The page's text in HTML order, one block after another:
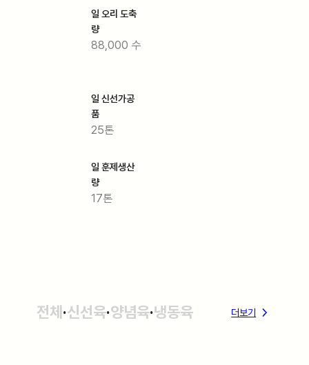
일 오리 도축
량
88,000 수
일 신선가공
품
25톤
일 훈제생산
량
17톤
전체 ·신선육·양념육·냉동육 더보기